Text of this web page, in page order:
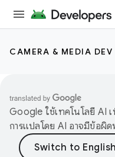
CAMERA & MEDIA DEV
Google ใช้เทคโนโลยี AI
การแปลโดย AI อาจมีข้อผิด